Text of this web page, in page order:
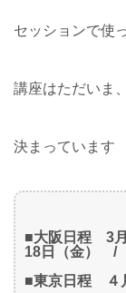
セッションで使
講座はただいま
決まっています
■大阪日程 3
18日（金） /
■東京日程 ４